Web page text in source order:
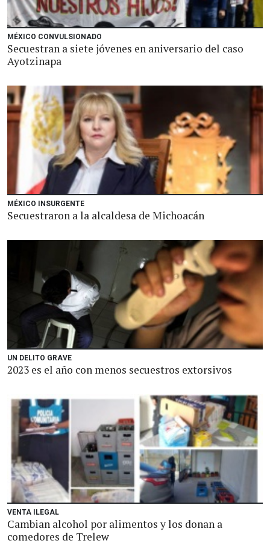
MÉXICO CONVULSIONADO
Secuestran a siete jóvenes en aniversario del caso
Ayotzinapa
MÉXICO INSURGENTE
Secuestraron a la alcaldesa de Michoacán
UN DELITO GRAVE
2023 es el año con menos secuestros extorsivos
VENTA ILEGAL
Cambian alcohol por alimentos y los donan a
comedores de Trelew